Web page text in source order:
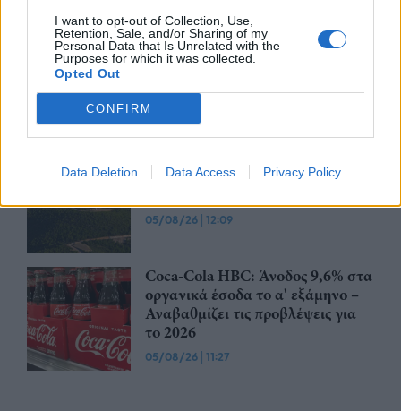
I want to opt-out of Collection, Use,
Retention, Sale, and/or Sharing of my
Personal Data that Is Unrelated with the
Purposes for which it was collected.
Opted Out
CONFIRM
Data Deletion Data Access Privacy Policy
Ο Όμιλος ΑΒΑΞ ανέλαβε έργο
κατασκευής σταθμού παραγωγής
στη Λάρισα
05/08/26
ηλεκτροδοτεί το αιολικό πάρκο
05/08/26 | 12:09
Coca-Cola HBC: Άνοδος 9,6% στα
οργανικά έσοδα το α' εξάμηνο –
Αναβαθμίζει τις προβλέψεις για
το 2026
05/08/26 | 11:27